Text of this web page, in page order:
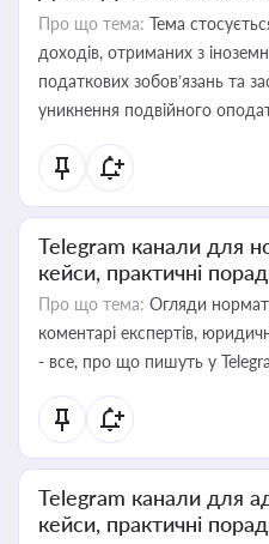
Про що тема: Тема
доходів, отриманих з
податкових зобов’язань та
уникнення подвійного
Telegram канали для
кейси, практичні
Про що тема: Огляди
коментарі експертів,
- все, про що пишуть у
Telegram канали для
кейси, практичні